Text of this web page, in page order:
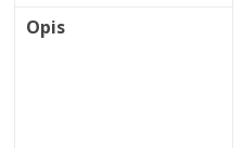
Opis